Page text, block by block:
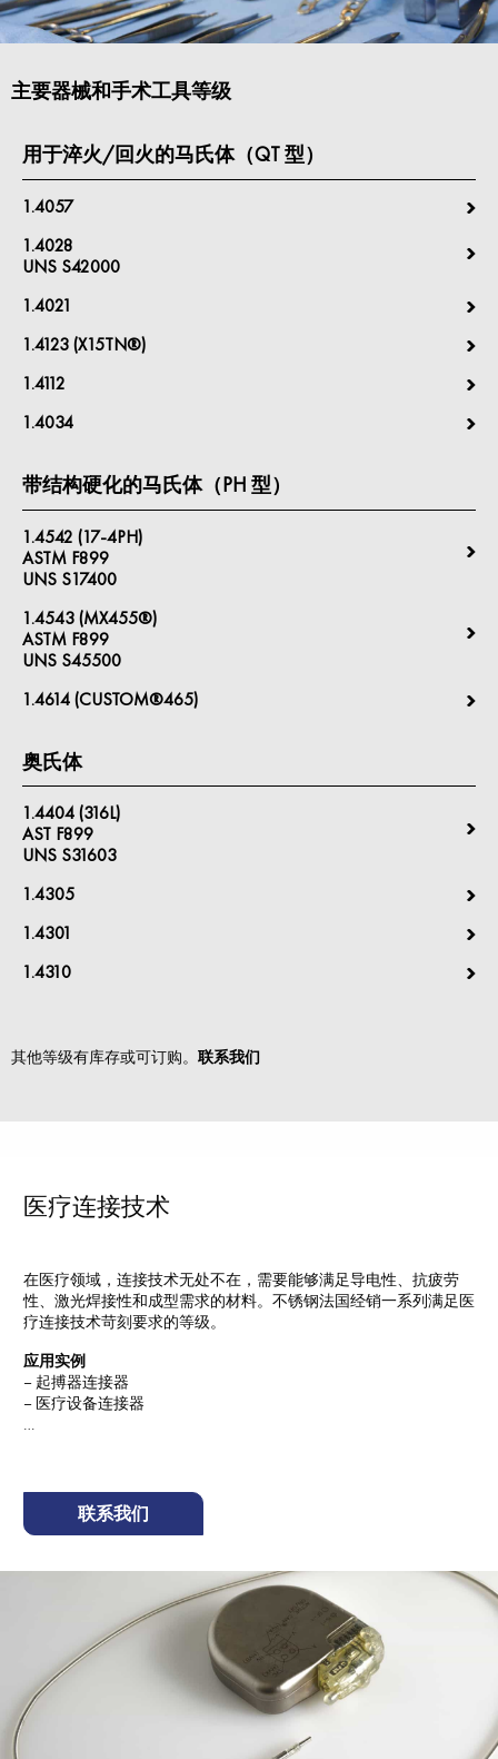
主要器械和手术工具等级
用于淬火/回火的马氏体（QT 型）
1.4057
1.4028
UNS S42000
1.4021
1.4123 (X15TN®)
1.4112
1.4034
带结构硬化的马氏体（PH 型）
1.4542 (17-4PH)
ASTM F899
UNS S17400
1.4543 (MX455®)
ASTM F899
UNS S45500
1.4614 (CUSTOM®465)
奥氏体
1.4404 (316L)
AST F899
UNS S31603
1.4305
1.4301
1.4310
其他等级有库存或可订购。 联系我们
医疗连接技术
在医疗领域，连接技术无处不在，需要能够满足导电性、抗疲劳
性、激光焊接性和成型需求的材料。不锈钢法国经销一系列满足医
疗连接技术苛刻要求的等级。
应用实例
– 起搏器连接器
– 医疗设备连接器
…
联系我们